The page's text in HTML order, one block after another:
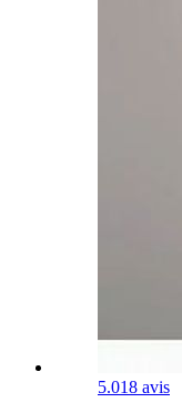
5.018 avis